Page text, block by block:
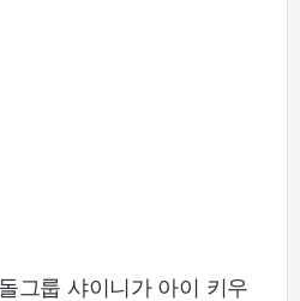
그룹 샤이니가 아이 키우